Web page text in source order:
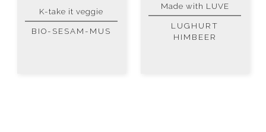
K-take it veggie
BIO-SESAM-MUS
Made with LUVE
LUGHURT
HIMBEER